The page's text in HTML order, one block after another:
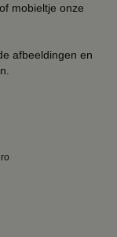
mobieltje onze
afbeeldingen en